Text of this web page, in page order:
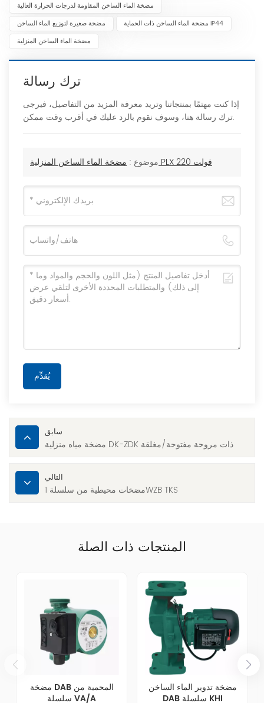
مضخة الماء الساخن المقاومة لدرجات الحرارة العالية
مضخة صغيرة لتوزيع الماء الساخن
مضخة الماء الساخن ذات الحماية IP44
مضخة الماء الساخن المنزلية
ترك رسالة
إذا كنت مهتمًا بمنتجاتنا وتريد معرفة المزيد من التفاصيل، فيرجى
ترك رسالة هنا، وسوف نقوم بالرد عليك في أقرب وقت ممكن.
موضوع : مضخة الماء الساخن المنزلية PLX 220 فولت
يُقدِّم
سابق
مضخة مياه منزلية DK-ZDK ذات مروحة مفتوحة/مغلقة
التالي
مضخات محيطية من سلسلة 1WZB TKS
المنتجات ذات الصلة
مضخة DAB المحمية من
سلسلة VA/A
مضخة تدوير الماء الساخن
DAB سلسلة KHI